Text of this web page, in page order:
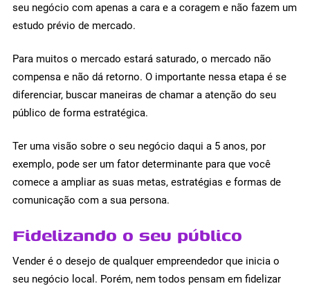
seu negócio com apenas a cara e a coragem e não fazem um
estudo prévio de mercado.
Para muitos o mercado estará saturado, o mercado não
compensa e não dá retorno. O importante nessa etapa é se
diferenciar, buscar maneiras de chamar a atenção do seu
público de forma estratégica.
Ter uma visão sobre o seu negócio daqui a 5 anos, por
exemplo, pode ser um fator determinante para que você
comece a ampliar as suas metas, estratégias e formas de
comunicação com a sua persona.
Fidelizando o seu público
Vender é o desejo de qualquer empreendedor que inicia o
seu negócio local. Porém, nem todos pensam em fidelizar